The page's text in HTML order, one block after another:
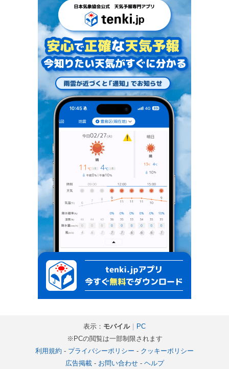
表示： モバイル｜ PC
※PCの閲覧は一部制限されます
利用規約 - プライバシーポリシー - クッキーポリシー
広告掲載- お問い合わせ- ヘルプ